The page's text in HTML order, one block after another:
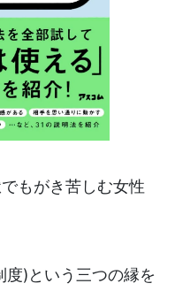
もがき苦しむ女性
)という三つの縁を